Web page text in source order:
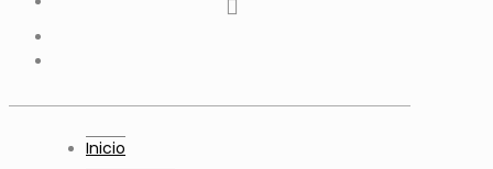
Youtube
Inicio